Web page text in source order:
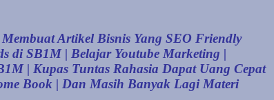
Artikel Bisnis Yang SEO Friendly
di SB1M | Belajar Youtube Marketing |
| Kupas Tuntas Rahasia Dapat Uang Cepat
Book | Dan Masih Banyak Lagi Materi